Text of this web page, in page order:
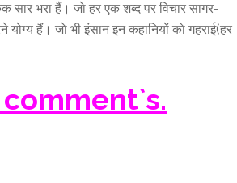
सार भरा हैं। जाे हर एक शब्द पर विचार सागर-
हैं। जाे भी इंसान इन कहानियों काे गहराई(हर